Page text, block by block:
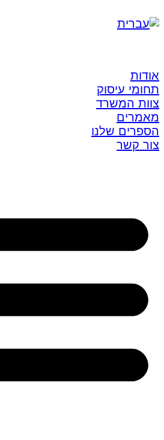
אודות
תחומי עיסוק
צוות המשרד
מאמרים
הספרים שלנו
צור קשר